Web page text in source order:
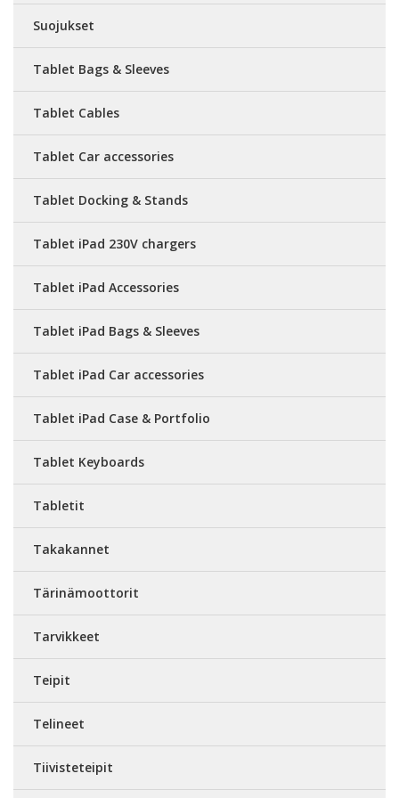
Suojukset
Tablet Bags & Sleeves
Tablet Cables
Tablet Car accessories
Tablet Docking & Stands
Tablet iPad 230V chargers
Tablet iPad Accessories
Tablet iPad Bags & Sleeves
Tablet iPad Car accessories
Tablet iPad Case & Portfolio
Tablet Keyboards
Tabletit
Takakannet
Tärinämoottorit
Tarvikkeet
Teipit
Telineet
Tiivisteteipit